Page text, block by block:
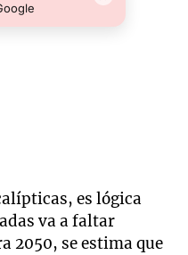
es lógica
va a faltar
2050, se estima que